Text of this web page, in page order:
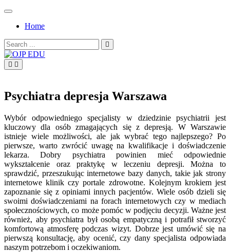
Skip
contentHome
Search
for:
Psychiatra depresja Warszawa
Wybór odpowiedniego specjalisty w dziedzinie psychiatrii jest
kluczowy dla osób zmagających się z depresją. W Warszawie
istnieje wiele możliwości, ale jak wybrać tego najlepszego? Po
pierwsze, warto zwrócić uwagę na kwalifikacje i doświadczenie
lekarza. Dobry psychiatra powinien mieć odpowiednie
wykształcenie oraz praktykę w leczeniu depresji. Można to
sprawdzić, przeszukując internetowe bazy danych, takie jak strony
internetowe klinik czy portale zdrowotne. Kolejnym krokiem jest
zapoznanie się z opiniami innych pacjentów. Wiele osób dzieli się
swoimi doświadczeniami na forach internetowych czy w mediach
społecznościowych, co może pomóc w podjęciu decyzji. Ważne jest
również, aby psychiatra był osobą empatyczną i potrafił stworzyć
komfortową atmosferę podczas wizyt. Dobrze jest umówić się na
pierwszą konsultację, aby ocenić, czy dany specjalista odpowiada
naszym potrzebom i oczekiwaniom.